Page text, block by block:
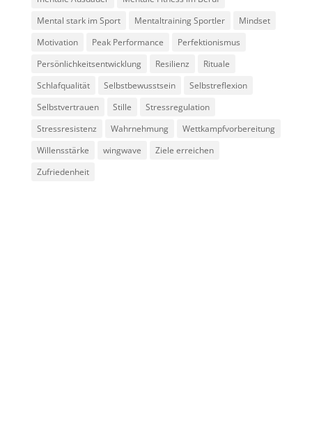
Mental stark im Sport
Mentaltraining Sportler
Mindset
Motivation
Peak Performance
Perfektionismus
Persönlichkeitsentwicklung
Resilienz
Rituale
Schlafqualität
Selbstbewusstsein
Selbstreflexion
Selbstvertrauen
Stille
Stressregulation
Stressresistenz
Wahrnehmung
Wettkampfvorbereitung
Willensstärke
wingwave
Ziele erreichen
Zufriedenheit